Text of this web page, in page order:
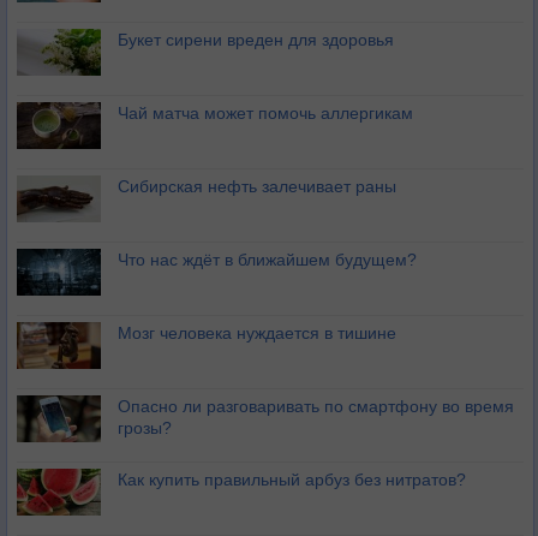
Букет сирени вреден для здоровья
Чай матча может помочь аллергикам
Сибирская нефть залечивает раны
Что нас ждёт в ближайшем будущем?
Мозг человека нуждается в тишине
Опасно ли разговаривать по смартфону во время
грозы?
Как купить правильный арбуз без нитратов?